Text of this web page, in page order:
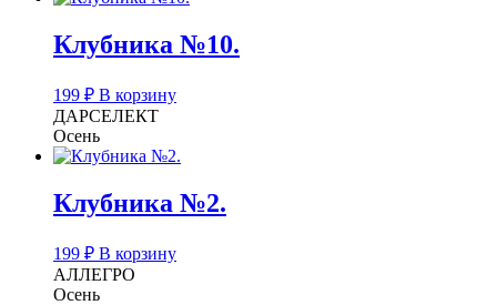
Клубника №10.
199 ₽ В корзину
ДАРСЕЛЕКТ
Осень
Клубника №2.
199 ₽ В корзину
АЛЛЕГРО
Осень